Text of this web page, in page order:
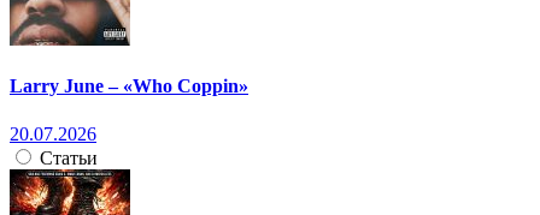
Larry June – «Who Coppin»
20.07.2026
Статьи